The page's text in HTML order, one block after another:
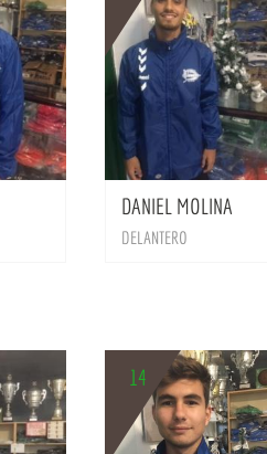
BIO
DANIEL MOLINA
DELANTERO
14